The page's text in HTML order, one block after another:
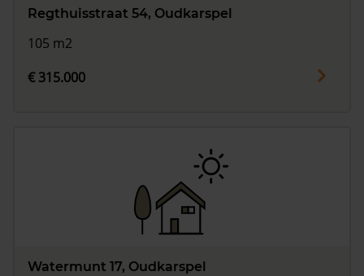
Regthuisstraat 54, Oudkarspel
105 m2
€ 315.000
Watermunt 17, Oudkarspel